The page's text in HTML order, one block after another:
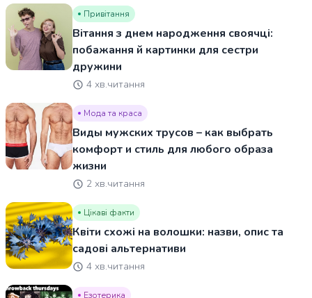
Привітання
Вітання з днем народження своячці:
побажання й картинки для сестри
дружини
4 хв.читання
Мода та краса
Виды мужских трусов – как выбрать
комфорт и стиль для любого образа
жизни
2 хв.читання
Цікаві факти
Квіти схожі на волошки: назви, опис та
садові альтернативи
4 хв.читання
Езотерика